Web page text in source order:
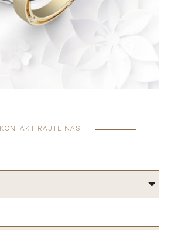
KONTAKTIRAJTE NAS